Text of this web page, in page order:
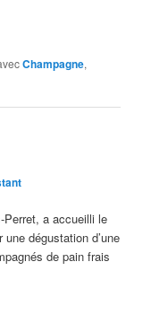
Champagne,
Perret, a accueilli le
dégustation d’une
de pain frais